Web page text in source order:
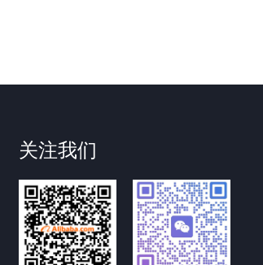
关注我们